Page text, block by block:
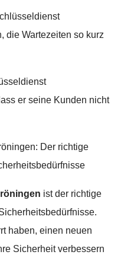
die Wartezeiten so kurz
er seine Kunden nicht
Der richtige
ist der richtige
haben, einen neuen
Sicherheit verbessern